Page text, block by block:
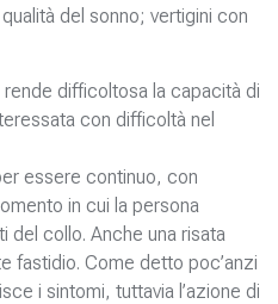
del sonno; vertigini con
difficoltosa la capacità di
con difficoltà nel
essere continuo, con
in cui la persona
del collo. Anche una risata
fastidio. Come detto poc’anzi
i sintomi, tuttavia l’azione di